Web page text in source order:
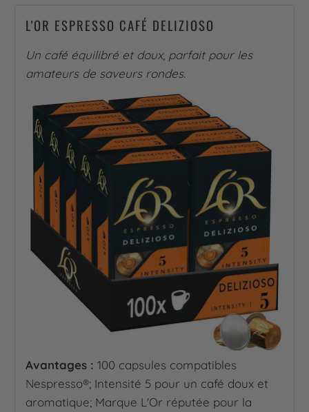
L'OR ESPRESSO CAFÉ DELIZIOSO
Un café équilibré et doux, parfait pour les
amateurs de saveurs rondes.
Avantages : 100 capsules compatibles
Nespresso®; Intensité 5 pour un café doux et
aromatique; Marque L'Or réputée pour la